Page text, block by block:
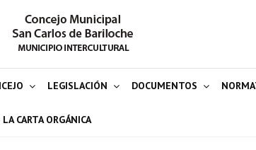
LEGISLACIÓN DOCUMENTOS
CARTA ORGÁNICA